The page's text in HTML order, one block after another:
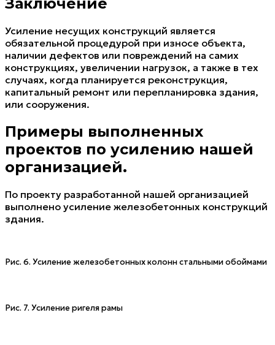
Усиление несущих конструкций является
обязательной процедурой при износе объекта,
наличии дефектов или повреждений на самих
конструкциях, увеличении нагрузок, а также в тех
случаях, когда планируется реконструкция,
капитальный ремонт или перепланировка здания,
или сооружения.
Примеры выполненных
проектов по усилению нашей
организацией.
По проекту разработанной нашей организацией
выполнено усиление железобетонных конструкций
здания.
Рис. 6. Усиление железобетонных колонн стальными обоймами
Рис. 7. Усиление ригеля рамы